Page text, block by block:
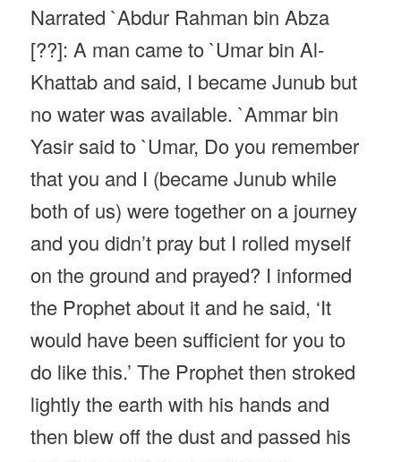
Narrated `Abdur Rahman bin Abza
[??]: A man came to `Umar bin Al-
Khattab and said, I became Junub but
no water was available. `Ammar bin
Yasir said to `Umar, Do you remember
that you and I (became Junub while
both of us) were together on a journey
and you didn’t pray but I rolled myself
on the ground and prayed? I informed
the Prophet about it and he said, ‘It
would have been sufficient for you to
do like this.’ The Prophet then stroked
lightly the earth with his hands and
then blew off the dust and passed his